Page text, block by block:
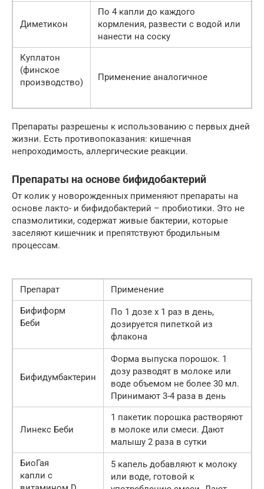
Диметикон
По 4 капли до каждого
кормления, развести с водой или
нанести на соску
Куплатон
(финское
производство)
Применение аналогичное
Препараты разрешены к использованию с первых дней
жизни. Есть противопоказания: кишечная
непроходимость, аллергические реакции.
Препараты на основе бифидобактерий
От колик у новорожденных применяют препараты на
основе лакто- и бифидобактерий – пробиотики. Это не
спазмолитики, содержат живые бактерии, которые
заселяют кишечник и препятствуют бродильным
процессам.
Препарат
Применение
Бифиформ
Беби
По 1 дозе х 1 раз в день,
дозируется пипеткой из
флакона
Бифидумбактерин
Форма выпуска порошок. 1
дозу разводят в молоке или
воде объемом не более 30 мл.
Принимают 3-4 раза в день
Линекс Беби
1 пакетик порошка растворяют
в молоке или смеси. Дают
малышу 2 раза в сутки
БиоГая
капли с
5 капель добавляют к молоку
или воде, готовой к